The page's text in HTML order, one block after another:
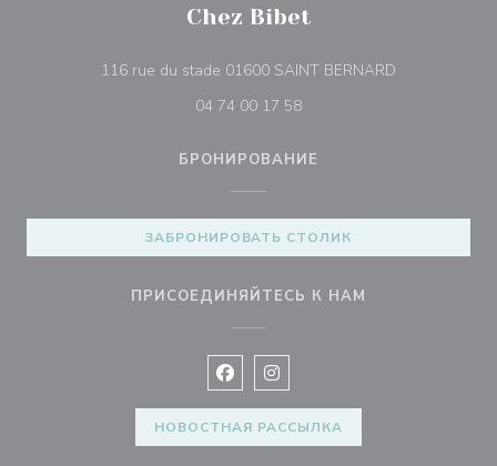
Chez Bibet
116 rue du stade 01600 SAINT BERNARD
04 74 00 17 58
БРОНИРОВАНИЕ
ЗАБРОНИРОВАТЬ СТОЛИК
ПРИСОЕДИНЯЙТЕСЬ К НАМ
Facebook ((открывается в новом
Instagram ((открывается в
НОВОСТНАЯ РАССЫЛКА